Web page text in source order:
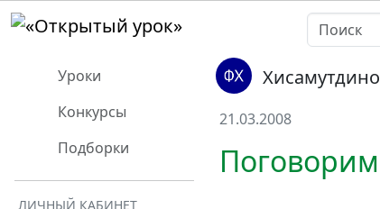
Уроки
Конкурсы
Подборки
ЛИЧНЫЙ КАБИНЕТ
21.03.2008